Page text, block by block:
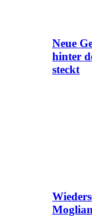
Neue
hinter
steckt